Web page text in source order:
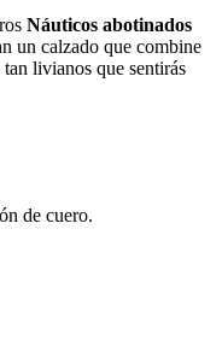
Náuticos abotinados
un calzado que combine
livianos que sentirás
de cuero.